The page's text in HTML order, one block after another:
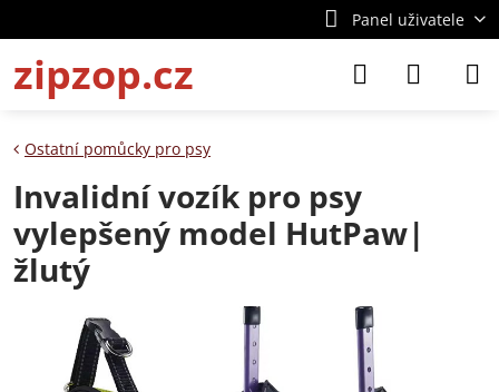
Panel uživatele
zipzop.cz
Ostatní pomůcky pro psy
Invalidní vozík pro psy
vylepšený model HutPaw|
žlutý